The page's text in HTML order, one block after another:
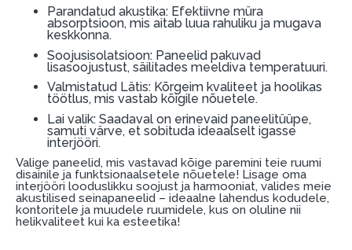
vajalik Smart-ID, eParaksts eID, eParaksts eID
mobile, ESTO konto või pank Swedbank, Luminor,
Lepingu tingimused:
Liisingulepingu võib allkirjastada ainult see isik,
kes on märgitud krediidi saamise lepingus.
Lisateave:
Enne krediidi vormistamist palun tutvuge
kauba tarnetingimustega, samuti
garantii ja tagastamise tingimustega.
Parandatud akustika: Efektiivne müra
absorptsioon, mis aitab luua rahuliku ja mugava
keskkonna.
Soojusisolatsioon: Paneelid pakuvad
lisasoojustust, säilitades meeldiva temperatuuri.
Valmistatud Lätis: Kõrgeim kvaliteet ja hoolikas
töötlus, mis vastab kõigile nõuetele.
Lai valik: Saadaval on erinevaid paneelitüüpe,
samuti värve, et sobituda ideaalselt igasse
interjööri.
Valige paneelid, mis vastavad kõige paremini teie ruumi
disainile ja funktsionaalsetele nõuetele! Lisage oma
interjööri looduslikku soojust ja harmooniat, valides meie
akustilised seinapaneelid – ideaalne lahendus kodudele,
kontoritele ja muudele ruumidele, kus on oluline nii
helikvaliteet kui ka esteetika!